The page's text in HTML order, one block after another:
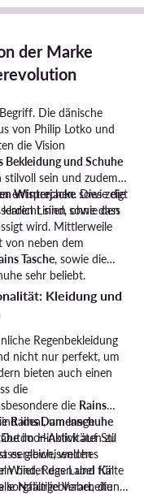
der Marke
Die dänische
von Philip Lotko und
die Vision
Bekleidung und Schuhe
sein und zudem
entsprechen. Dies zeigt
Linien sowie den
Winterjackesowie die
sind, ohne dass
wird. Mittlerweile
von neben dem
Tasche, sowie die
sehr beliebt.
Kleidung und
Regenbekleidung
nicht nur perfekt, um
bieten auch einen
die
die Rains
ideal, um lange
Outdoor-Aktivitäten zu
es gleich, welches
Wind, Regen und Kälte
Naturliebhaber, die
Rains Damenschuhe
im Hinblick auf Stil
bietet das Label für
sorgfältige Verarbeitung